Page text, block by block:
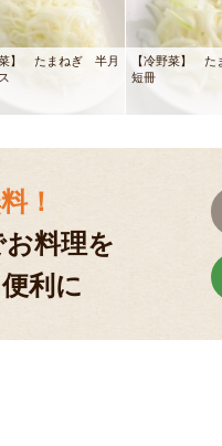
菜】 たまねぎ 半月
【冷野菜】
短冊
！
料理を
利に